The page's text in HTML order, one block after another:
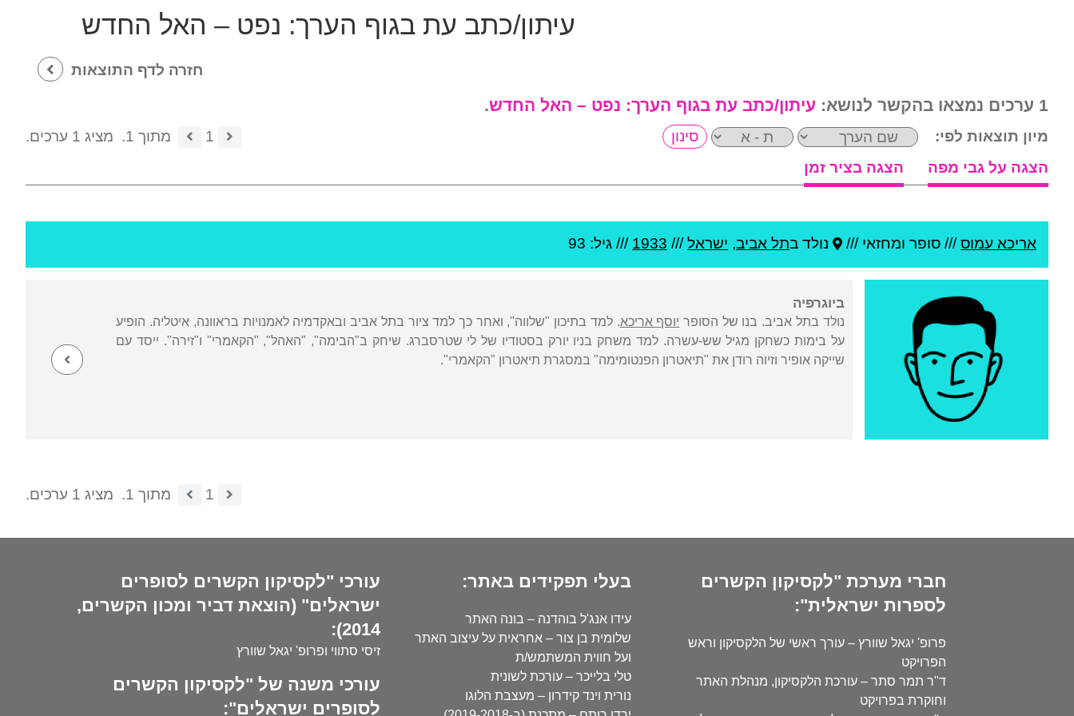
עיתון/כתב עת בגוף הערך: נפט – האל החדש
חזרה לדף התוצאות
1 ערכים נמצאו בהקשר לנושא: עיתון/כתב עת בגוף הערך: נפט – האל החדש.
מיון תוצאות לפי: 1 מתוך 1.
מציג 1 ערכים.
הצגה על גבי מפה
הצגה בציר זמן
אריכא עמוס/// סופר ומחזאי /// נולד בתל אביב, ישראל///
1933 /// גיל: 93
ביוגרפיה
נולד בתל אביב. בנו של הסופר יוסף אריכא. למד בתיכון "שלווה", ואחר כך למד ציור בתל אביב ובאקדמיה לאמנויות בראוונה, איטליה. הופיע
על בימות כשחקן מגיל שש-עשרה. למד משחק בניו יורק בסטודיו של לי שטרסברג. שיחק ב"הבימה", "האהל", "הקאמרי" ו"זירה". ייסד עם
שייקה אופיר וזיוה רודן את "תיאטרון הפנטומימה" במסגרת תיאטרון "הקאמרי".
1 מתוך 1. מציג 1 ערכים.
חברי מערכת "לקסיקון הקשרים
לספרות ישראלית":
פרופ' יגאל שוורץ – עורך ראשי של הלקסיקון וראש
הפרויקט
ד"ר תמר סתר – עורכת הלקסיקון, מנהלת האתר
וחוקרת בפרויקט
בעלי תפקידים באתר:
עידו אנג'ל בוהדנה – בונה האתר
שלומית בן צור – אחראית על עיצוב האתר
ועל חווית המשתמש/ת
טלי בלייכר – עורכת לשונית
נורית וינד קידרון – מעצבת הלוגו
עורכי "לקסיקון הקשרים לסופרים
ישראלים" (הוצאת דביר ומכון הקשרים,
2014):
זיסי סתווי ופרופ' יגאל שוורץ
עורכי משנה של "לקסיקון הקשרים
לסופרים ישראלים":